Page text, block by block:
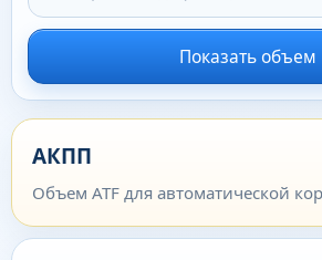
Показать объем
АКПП
Объем ATF для автоматической